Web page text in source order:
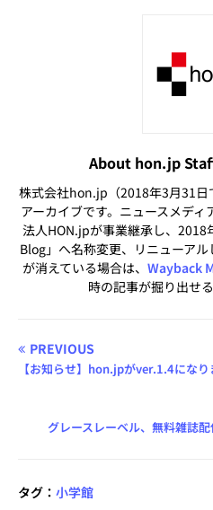
About hon.jp
株式会社hon.jp（2018年3月31日
アーカイブです。ニュースメデ
法人HON.jpが事業継承し、
Blog」へ名称変更、リニューア
が消えている場合は、 Wayback
時の記事が掘り出せ
PREVIOUS
【お知らせ】hon.jpがver.1.4になり
グレースレーベル、無料雑誌
タグ： 小学館